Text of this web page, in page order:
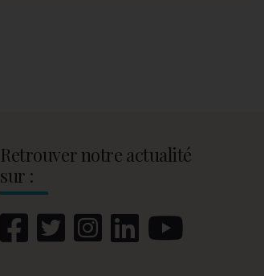
Retrouver notre actualité
sur :